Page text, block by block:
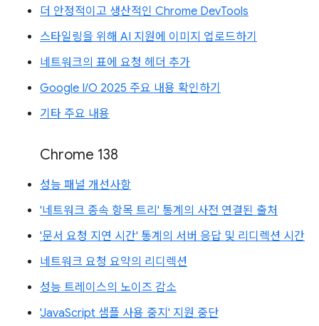
더 안정적이고 생산적인 Chrome DevTools
스타일링을 위해 AI 지원에 이미지 업로드하기
네트워크의 표에 요청 헤더 추가
Google I/O 2025 주요 내용 확인하기
기타 주요 내용
Chrome 138
성능 패널 개선사항
'네트워크 종속 항목 트리' 통계의 사전 연결된 출처
'문서 요청 지연 시간' 통계의 서버 응답 및 리디렉션 시간
네트워크 요청 요약의 리디렉션
성능 트레이스의 노이즈 감소
'JavaScript 샘플 사용 중지' 지원 중단